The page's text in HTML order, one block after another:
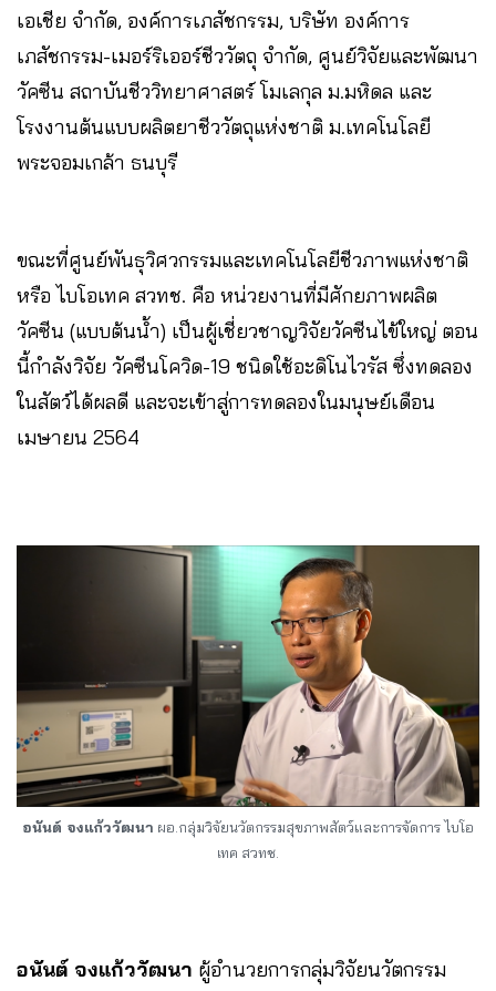
เอเชีย จำกัด, องค์การเภสัชกรรม, บริษัท องค์การ
เภสัชกรรม-เมอร์ริเออร์ชีววัตถุ จำกัด, ศูนย์วิจัยและพัฒนา
วัคซีน สถาบันชีววิทยาศาสตร์ โมเลกุล ม.มหิดล และ
โรงงานต้นแบบผลิตยาชีววัตถุแห่งชาติ ม.เทคโนโลยี
พระจอมเกล้า ธนบุรี
ขณะที่ศูนย์พันธุวิศวกรรมและเทคโนโลยีชีวภาพแห่งชาติ
หรือ ไบโอเทค สวทช. คือ หน่วยงานที่มีศักยภาพผลิต
วัคซีน (แบบต้นน้ำ) เป็นผู้เชี่ยวชาญวิจัยวัคซีนไข้ใหญ่ ตอน
นี้กำลังวิจัย วัคซีนโควิด-19 ชนิดใช้อะดิโนไวรัส ซึ่งทดลอง
ในสัตว์ได้ผลดี และจะเข้าสู่การทดลองในมนุษย์เดือน
เมษายน 2564
อนันต์ จงแก้ววัฒนา ​ ผอ.กลุ่มวิจัยนวัตกรรมสุขภาพสัตว์และการจัดการ​ ไบโอ
เทค สวทช.​
อนันต์ จงแก้ววัฒนา ​ ผู้อำนวยการกลุ่มวิจัยนวัตกรรม